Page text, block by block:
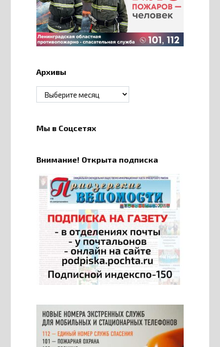
Архивы
Архивы
Мы в Соцсетях
Внимание! Открыта подписка